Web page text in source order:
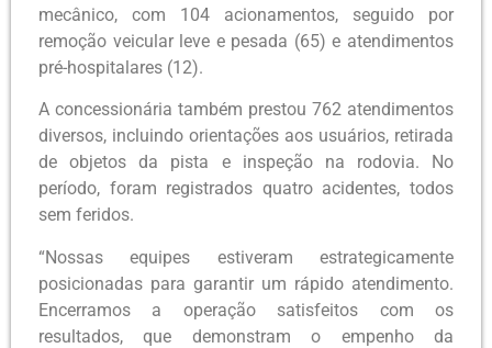
mecânico, com 104 acionamentos, seguido por
remoção veicular leve e pesada (65) e atendimentos
pré-hospitalares (12).
A concessionária também prestou 762 atendimentos
diversos, incluindo orientações aos usuários, retirada
de objetos da pista e inspeção na rodovia. No
período, foram registrados quatro acidentes, todos
sem feridos.
“Nossas equipes estiveram estrategicamente
posicionadas para garantir um rápido atendimento.
Encerramos a operação satisfeitos com os
resultados, que demonstram o empenho da